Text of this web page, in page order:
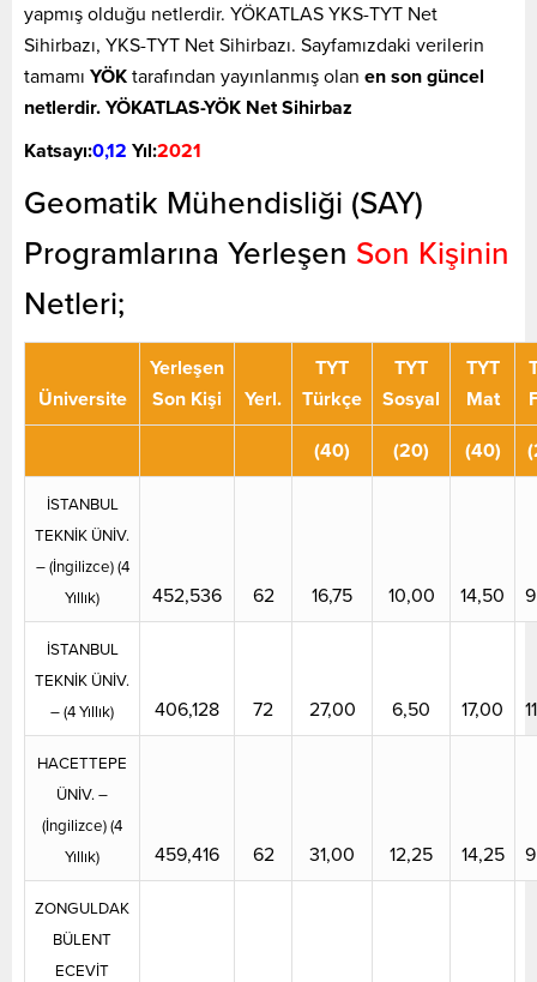
yapmış olduğu netlerdir. YÖKATLAS YKS-TYT Net
Sihirbazı, YKS-TYT Net Sihirbazı. Sayfamızdaki verilerin
tamamı YÖK tarafından yayınlanmış olan en son güncel
netlerdir. YÖKATLAS-YÖK Net Sihirbaz
Katsayı:0,12 Yıl:2021
Geomatik Mühendisliği (SAY)
Programlarına Yerleşen Son Kişinin
Netleri;
Üniversite
Yerleşen
Son Kişi
Yerl.
TYT
Türkçe
TYT
Sosyal
TYT
Mat
(40) (20) (40)
İSTANBUL
TEKNİK ÜNİV.
– (İngilizce) (4
Yıllık)
452,536 62 16,75 10,00 14,50
İSTANBUL
TEKNİK ÜNİV.
– (4 Yıllık)
406,128 72 27,00 6,50 17,00
HACETTEPE
ÜNİV. –
(İngilizce) (4
Yıllık)
459,416 62 31,00 12,25 14,25
ZONGULDAK
BÜLENT
ECEVİT